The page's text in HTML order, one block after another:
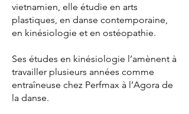
vietnamien, elle étudie en arts
plastiques, en danse contemporaine,
en kinésiologie et en ostéopathie.
Ses études en kinésiologie l’amènent à
travailler plusieurs années comme
entraîneuse chez Perfmax à l’Agora de
la danse.